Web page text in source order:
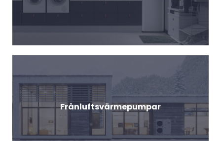
Frånluftsvärmepumpar